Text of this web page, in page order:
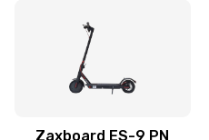
Zaxboard ES-9 PN